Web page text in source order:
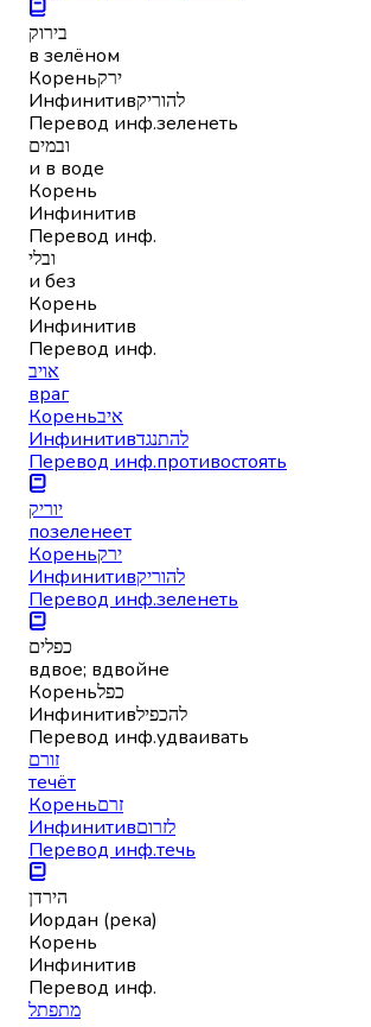
בירוק
в зелёном
Кореньירק
Инфинитивלהוריק
Перевод инф.зеленеть
ובמים
и в воде
Корень
Инфинитив
Перевод инф.
ובלי
и без
Корень
Инфинитив
Перевод инф.
אויב
враг
Кореньאיב
Инфинитивלהתנגד
Перевод инф.противостоять
יוריק
позеленеет
Кореньירק
Инфинитивלהוריק
Перевод инф.зеленеть
כפלים
вдвое; вдвойне
Кореньכפל
Инфинитивלהכפיל
Перевод инф.удваивать
זורם
течёт
Кореньזרם
Инфинитивלזרום
Перевод инф.течь
הירדן
Иордан (река)
Корень
Инфинитив
Перевод инф.
מתפתל